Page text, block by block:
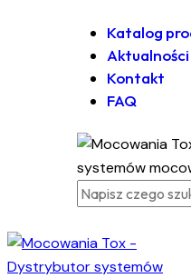
Katalog
Aktualności
Kontakt
FAQ